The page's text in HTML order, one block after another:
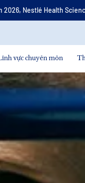
2026, Nestlé Health
vực chuyên môn